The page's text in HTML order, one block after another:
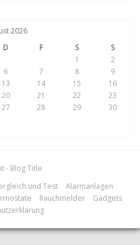
2026
D F S
S
1
2
6 7 8
9
13 14 15
16
20 21 22
23
27 28 29
30
- Blog Title
und Test
Alarmanlagen
Rauchmelder
Gadgets